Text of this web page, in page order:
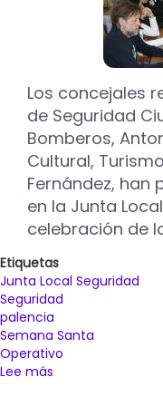
Los concejales
de Seguridad
Bomberos,
Cultural,
Fernández,
en la Junta
celebración de
Etiquetas
Junta Local Seguridad
Seguridad
palencia
Semana Santa
Operativo
Lee más